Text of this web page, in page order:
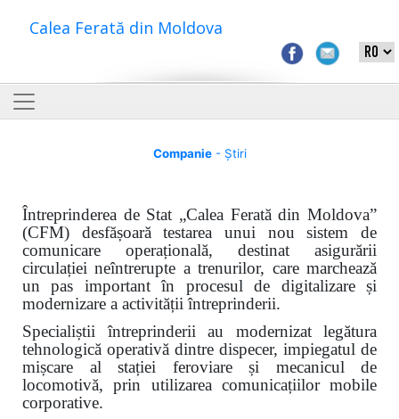
Calea Ferată din Moldova
Companie- Știri
Întreprinderea de Stat „Calea Ferată din Moldova”
(CFM) desfășoară testarea unui nou sistem de
comunicare operațională, destinat asigurării
circulației neîntrerupte a trenurilor, care marchează
un pas important în procesul de digitalizare și
modernizare a activității întreprinderii.
Specialiștii întreprinderii au modernizat legătura
tehnologică operativă dintre dispecer, impiegatul de
mișcare al stației feroviare și mecanicul de
locomotivă, prin utilizarea comunicațiilor mobile
corporative.